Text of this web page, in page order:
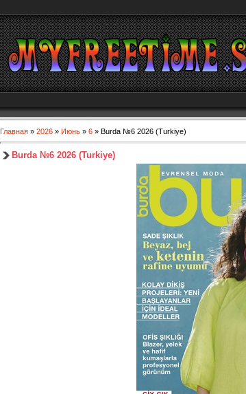
Главная » 2026 » Июнь » 6 » Burda №6 2026 (Turkiye)
Burda №6 2026 (Turkiye)